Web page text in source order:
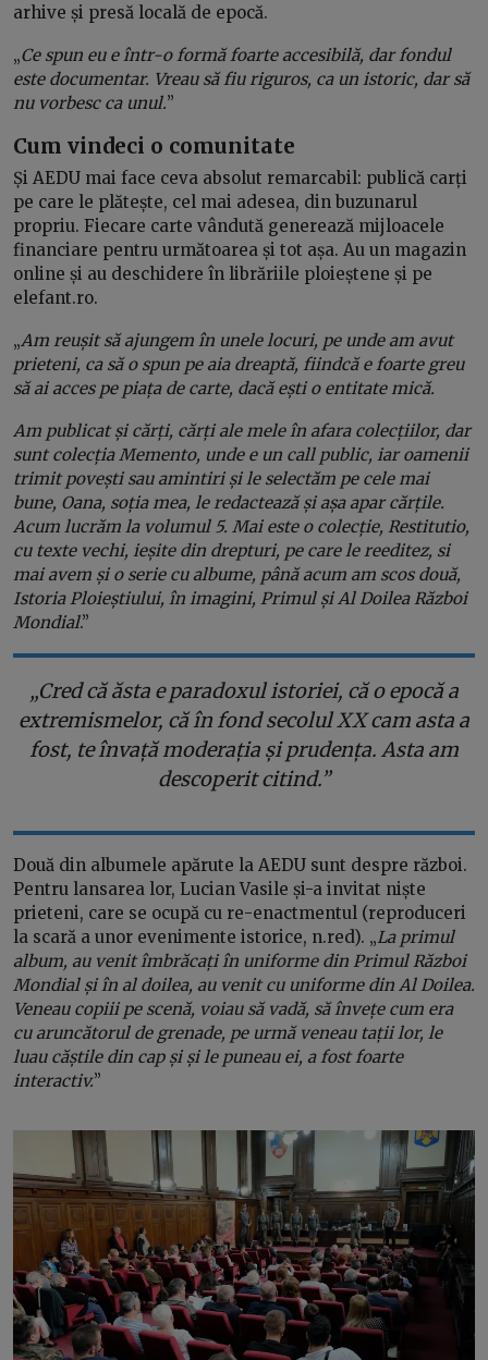
arhive și presă locală de epocă.
„Ce spun eu e într-o formă foarte accesibilă, dar fondul
este documentar. Vreau să fiu riguros, ca un istoric, dar să
nu vorbesc ca unul.”
Cum vindeci o comunitate
Și AEDU mai face ceva absolut remarcabil: publică carți
pe care le plătește, cel mai adesea, din buzunarul
propriu. Fiecare carte vândută generează mijloacele
financiare pentru următoarea și tot așa. Au un magazin
online și au deschidere în librăriile ploieștene și pe
elefant.ro.
„Am reușit să ajungem în unele locuri, pe unde am avut
prieteni, ca să o spun pe aia dreaptă, fiindcă e foarte greu
să ai acces pe piața de carte, dacă ești o entitate mică.
Am publicat și cărți, cărți ale mele în afara colecțiilor, dar
sunt colecția Memento, unde e un call public, iar oamenii
trimit povești sau amintiri și le selectăm pe cele mai
bune, Oana, soția mea, le redactează și așa apar cărțile.
Acum lucrăm la volumul 5. Mai este o colecție, Restitutio,
cu texte vechi, ieșite din drepturi, pe care le reeditez, si
mai avem și o serie cu albume, până acum am scos două,
Istoria Ploieștiului, în imagini, Primul și Al Doilea Război
Mondial.”
„Cred că ăsta e paradoxul istoriei, că o epocă a
extremismelor, că în fond secolul XX cam asta a
fost, te învață moderația și prudența. Asta am
descoperit citind.”
Două din albumele apărute la AEDU sunt despre război.
Pentru lansarea lor, Lucian Vasile și-a invitat niște
prieteni, care se ocupă cu re-enactmentul (reproduceri
la scară a unor evenimente istorice, n.red). „La primul
album, au venit îmbrăcați în uniforme din Primul Război
Mondial și în al doilea, au venit cu uniforme din Al Doilea.
Veneau copiii pe scenă, voiau să vadă, să învețe cum era
cu aruncătorul de grenade, pe urmă veneau tații lor, le
luau căștile din cap și și le puneau ei, a fost foarte
interactiv.”